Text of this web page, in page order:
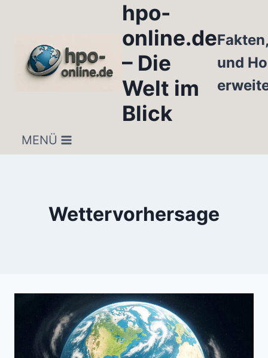
hpo-
online.de
– Die
Welt im
Blick
und
MENÜ
Wettervorhersage